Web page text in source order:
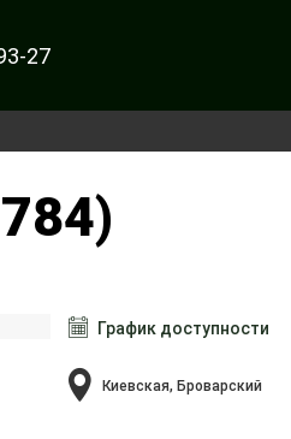
27
График доступности
Киевская, Броварский